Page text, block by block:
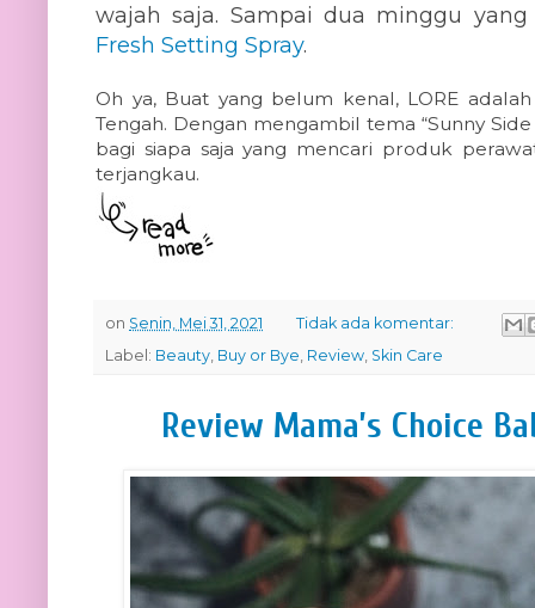
wajah saja. Sampai dua minggu
Fresh Setting Spray.
Oh ya, Buat yang belum kenal, LORE
Tengah. Dengan mengambil tema “Sunny
bagi siapa saja yang mencari produk
terjangkau.
on Senin, Mei 31, 2021
Tidak ada komentar:
Label: Beauty, Buy or Bye, Review, Skin Care
Review Mama’s Choice